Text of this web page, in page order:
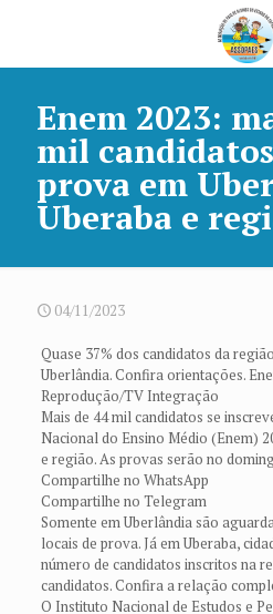
Enem 2023:
mil
prova em
Uberaba e
04/11/2023
Quase 37% dos candidatos da
Uberlândia. Confira orientações.
Reprodução/TV Integração
Mais de 44 mil candidatos se
Nacional do Ensino Médio (Enem)
e região. As provas serão no
Compartilhe no WhatsApp
Compartilhe no Telegram
Somente em Uberlândia são
locais de prova. Já em Uberaba,
número de candidatos inscritos na
candidatos. Confira a relação
O Instituto Nacional de Estudos e